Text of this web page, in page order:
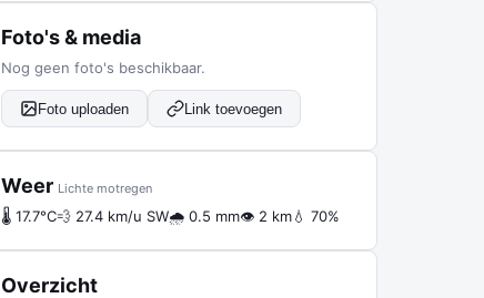
Foto's & media
Nog geen foto's beschikbaar.
Foto uploaden Link toevoegen
Weer Lichte motregen
🌡 17.7°C💨 27.4 km/u SW🌧 0.5 mm👁 2 km💧 70%
Overzicht